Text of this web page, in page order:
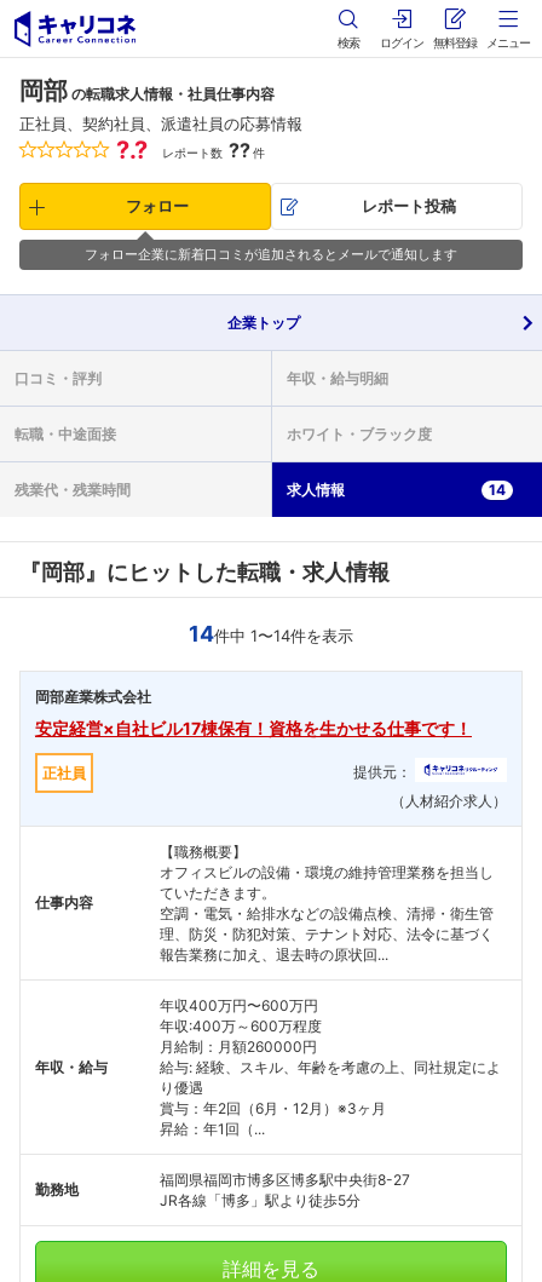
検索 ログイン 無料登録 メニュー
岡部 の転職求人情報・社員仕事内容
正社員、契約社員、派遣社員の応募情報
?.? レポート数 ??件
フォロー レポート投稿
フォロー企業に新着口コミが追加されるとメールで通知します
企業 トップ
口コミ・ 評判 年収・ 給与明細
転職・ 中途面接 ホワイト・ ブラック度
残業代・ 残業時間 求人情報 14
『岡部』にヒットした転職・求人情報
14件中 1〜14件を表示
岡部産業株式会社
安定経営×自社ビル17棟保有！資格を生かせる仕事です！
正社員
提供元：
（人材紹介求人）
仕事内容
【職務概要】
オフィスビルの設備・環境の維持管理業務を担当し
ていただきます。
空調・電気・給排水などの設備点検、清掃・衛生管
理、防災・防犯対策、テナント対応、法令に基づく
報告業務に加え、退去時の原状回...
年収・給与
年収400万円〜600万円
年収:400万～600万程度
月給制：月額260000円
給与: 経験、スキル、年齢を考慮の上、同社規定によ
り優遇
賞与：年2回（6月・12月）※3ヶ月
昇給：年1回（...
勤務地
福岡県福岡市博多区博多駅中央街8-27
JR各線「博多」駅より徒歩5分
詳細を見る